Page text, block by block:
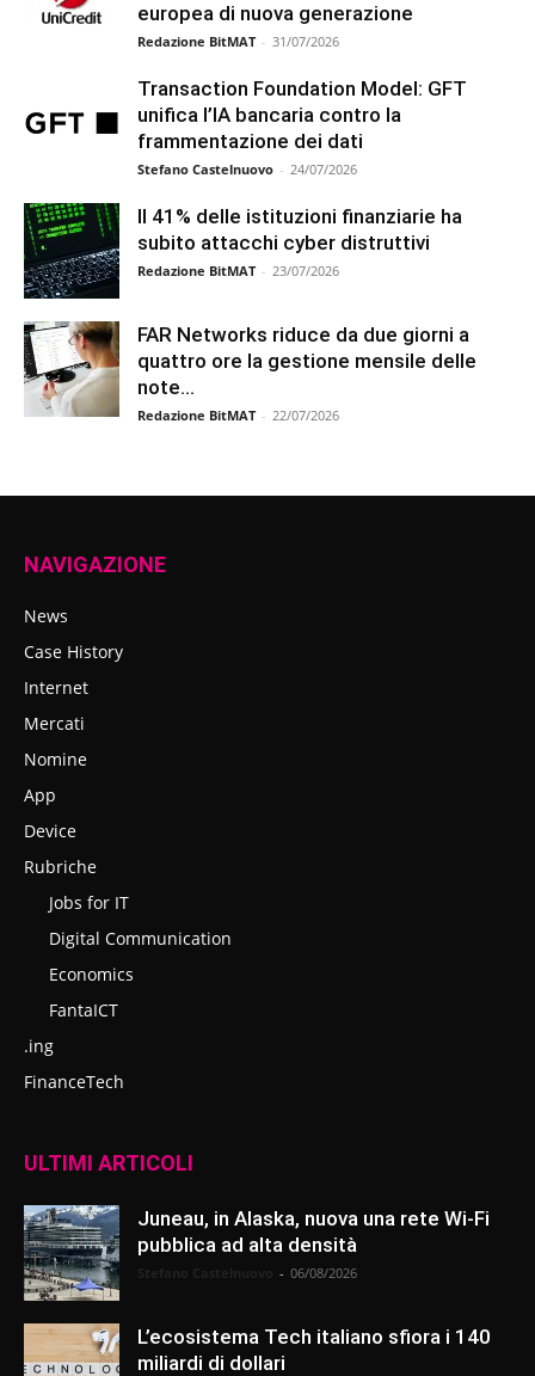
europea di nuova generazione
Redazione BitMAT - 31/07/2026
Transaction Foundation Model: GFT
unifica l’IA bancaria contro la
frammentazione dei dati
Stefano Castelnuovo - 24/07/2026
Il 41% delle istituzioni finanziarie ha
subito attacchi cyber distruttivi
Redazione BitMAT - 23/07/2026
FAR Networks riduce da due giorni a
quattro ore la gestione mensile delle
note...
Redazione BitMAT - 22/07/2026
NAVIGAZIONE
News
Case History
Internet
Mercati
Nomine
App
Device
Rubriche
Jobs for IT
Digital Communication
Economics
FantaICT
.ing
FinanceTech
ULTIMI ARTICOLI
Juneau, in Alaska, nuova una rete Wi-Fi
pubblica ad alta densità
- 06/08/2026
L’ecosistema Tech italiano sfiora i 140
miliardi di dollari